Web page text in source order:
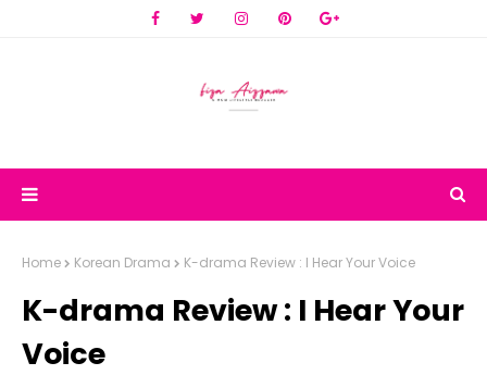
Home Korean Drama K-drama Review : I Hear Your Voice
K-drama Review : I Hear Your
Voice